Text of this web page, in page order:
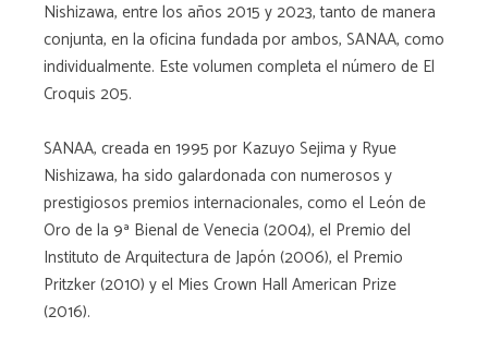
Nishizawa, entre los años 2015 y 2023, tanto de manera
conjunta, en la oficina fundada por ambos, SANAA, como
individualmente. Este volumen completa el número de El
Croquis 205.
SANAA, creada en 1995 por Kazuyo Sejima y Ryue
Nishizawa, ha sido galardonada con numerosos y
prestigiosos premios internacionales, como el León de
Oro de la 9ª Bienal de Venecia (2004), el Premio del
Instituto de Arquitectura de Japón (2006), el Premio
Pritzker (2010) y el Mies Crown Hall American Prize
(2016).